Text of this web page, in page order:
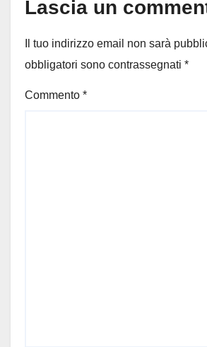
Lascia un
Il tuo indirizzo email non sarà
obbligatori sono contrassegnati *
Commento *